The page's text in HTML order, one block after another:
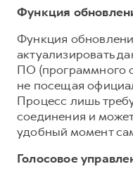
Функция
Функция
актуализировать
ПО (программного
не посещая
Процесс лишь
соединения и
удобный момент
Голосовое